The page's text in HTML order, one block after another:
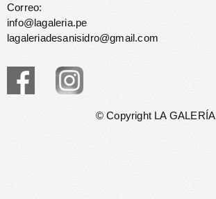
Correo:
info@lagaleria.pe
lagaleriadesanisidro@gmail.com
© Copyright LA GALERÍA